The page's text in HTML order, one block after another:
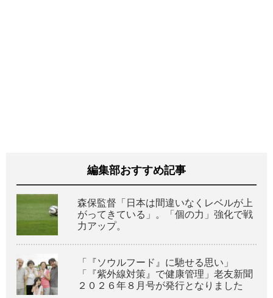
編集部おすすめ記事
森保監督「日本は間違いなくレベルが上
がってきている」。「個の力」強化で戦
力アップ。
「『ソウルフード』に馳せる思い」
「『紫外線対策』で健康管理」老友新聞
２０２６年８月号が発行となりました